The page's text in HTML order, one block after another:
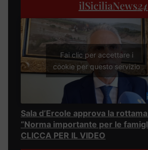
ilSiciliaNews24
Fai clic per accettare i
cookie per questo servizio
Sala d’Ercole approva la
“Norma importante per le
CLICCA PER IL VIDEO